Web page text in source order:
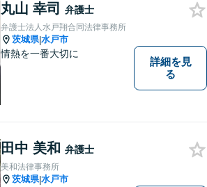
丸山 幸司 弁護士
弁護士法人水戸翔合同法律事務所
茨城県|水戸市
情熱を一番大切に
詳細を見
る
田中 美和 弁護士
美和法律事務所
茨城県|水戸市